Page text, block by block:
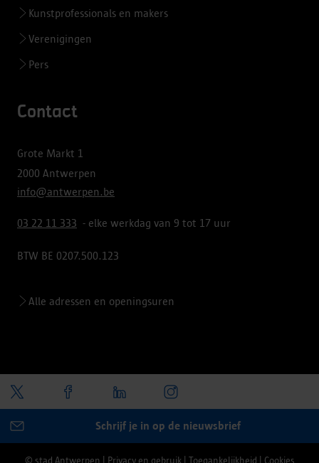
Kunstprofessionals en makers
Verenigingen
Pers
Contact
Grote Markt 1
2000 Antwerpen
info@antwerpen.be
03 22 11 333 - elke werkdag van 9 tot 17 uur
BTW BE 0207.500.123
Alle adressen en openingsuren
Schrijf je in op de nieuwsbrief
© stad Antwerpen Privacy en gebruik| Toegankelijkheid Cookies